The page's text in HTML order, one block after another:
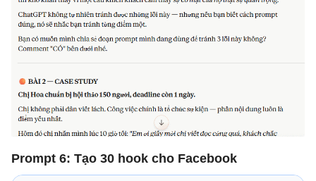
Prompt 6: Tạo 30 hook cho Facebook